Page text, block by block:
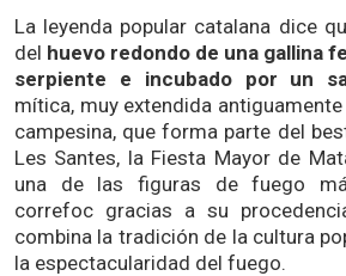
La leyenda popular catalana dice
del huevo redondo de una gallina
serpiente e incubado por un
mítica, muy extendida
campesina, que forma parte del
Les Santes, la Fiesta Mayor de
una de las figuras de fuego
correfoc gracias a su
combina la tradición de la cultura
la espectacularidad del fuego.